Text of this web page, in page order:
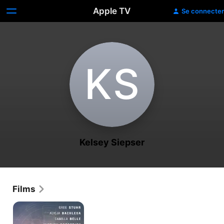
Apple TV Se connecter
K‌S
Kelsey Siepser
Films
The
American
Side